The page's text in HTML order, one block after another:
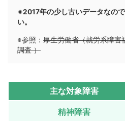
※2017年の少し古いデータなの
い。
※参照：厚生労働省（就労系障害
調査 ）
主な対象障害
精神障害